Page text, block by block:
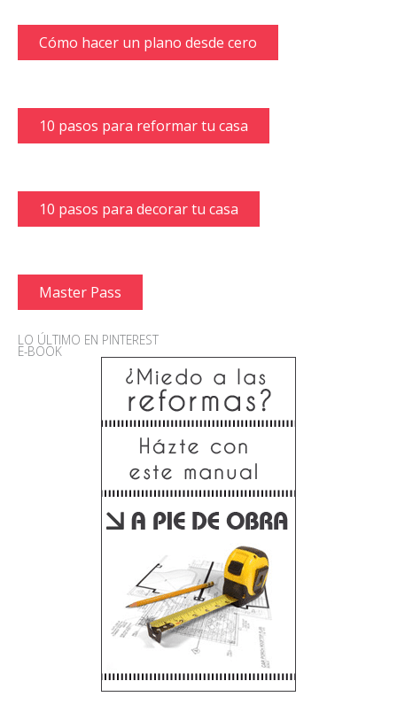
Cómo hacer un plano desde cero
10 pasos para reformar tu casa
10 pasos para decorar tu casa
Master Pass
LO ÚLTIMO EN PINTEREST
E-BOOK